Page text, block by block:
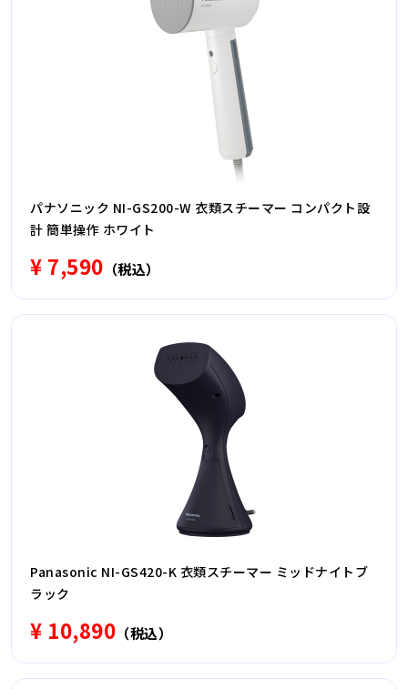
パナソニック NI-GS200-W 衣類スチーマー コンパクト設
計 簡単操作 ホワイト
¥ 7,590 （税込）
Panasonic NI-GS420-K 衣類スチーマー ミッドナイトブ
ラック
¥ 10,890 （税込）